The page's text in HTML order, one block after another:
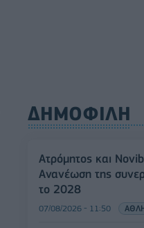
ΔΗΜΟΦΙΛΗ
Ατρόμητος και
Ανανέωση της
το 2028
07/08/2026 - 11:50